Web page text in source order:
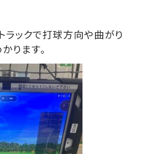
ックで打球方向や曲がり
ります。